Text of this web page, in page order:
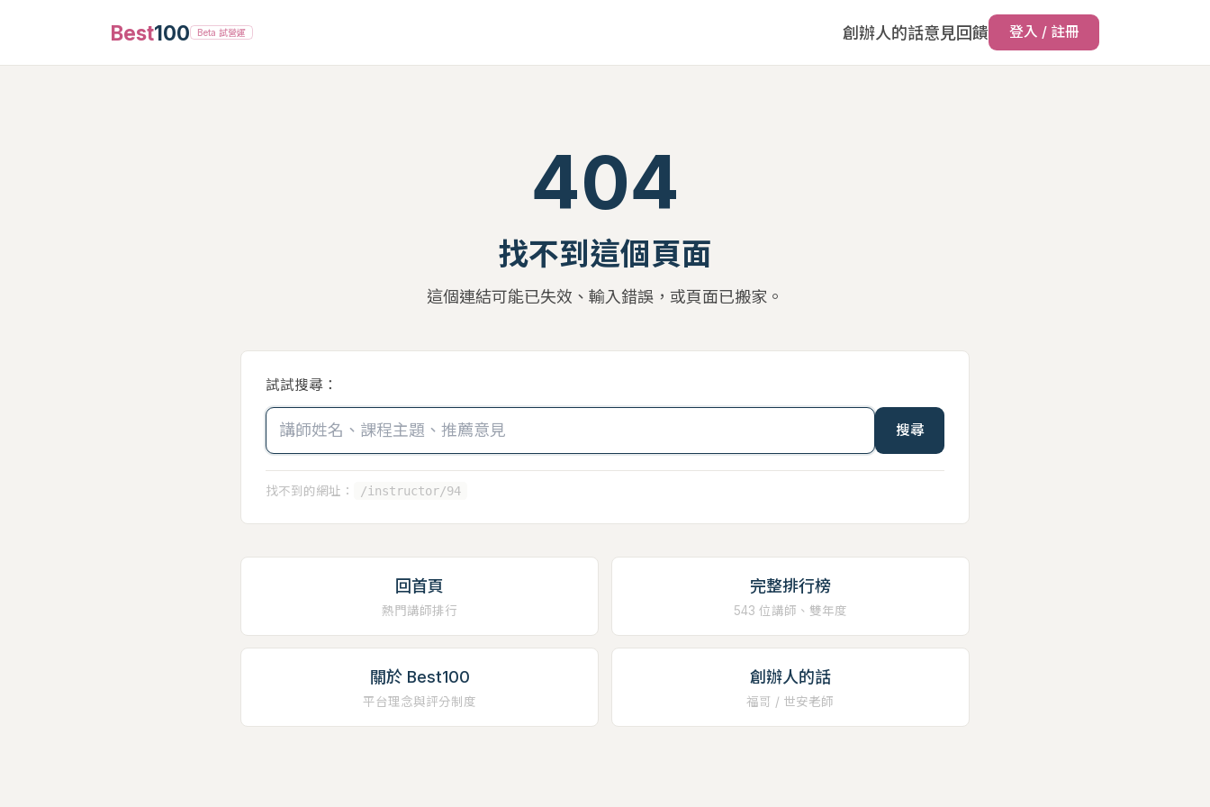
Best100 Beta 試營運 創辦人的話意見回饋 登入 / 註冊
404
找不到這個頁面
這個連結可能已失效、輸入錯誤，或頁面已搬家。
試試搜尋：
搜尋
找不到的網址： /instructor/94
回首頁
熱門講師排行
完整排行榜
543 位講師、雙年度
關於 Best100
平台理念與評分制度
創辦人的話
福哥 / 世安老師